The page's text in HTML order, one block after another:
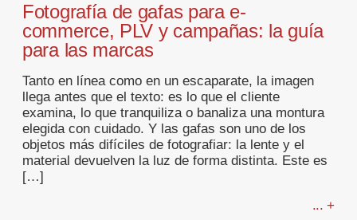
Fotografía de gafas para e-
commerce, PLV y campañas: la guía
para las marcas
Tanto en línea como en un escaparate, la imagen
llega antes que el texto: es lo que el cliente
examina, lo que tranquiliza o banaliza una montura
elegida con cuidado. Y las gafas son uno de los
objetos más difíciles de fotografiar: la lente y el
material devuelven la luz de forma distinta. Este es
[…]
... +